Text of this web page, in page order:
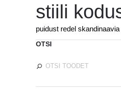
stiili
puidust redel
OTSI